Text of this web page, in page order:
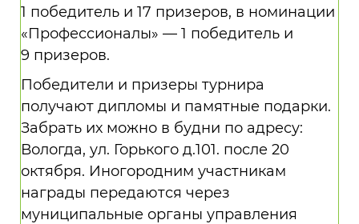
1 победитель и 17 призеров, в номинации
«Профессионалы» — 1 победитель и
9 призеров.
Победители и призеры турнира
получают дипломы и памятные подарки.
Забрать их можно в будни по адресу:
Вологда, ул. Горького д.101. после 20
октября. Иногородним участникам
награды передаются через
муниципальные органы управления